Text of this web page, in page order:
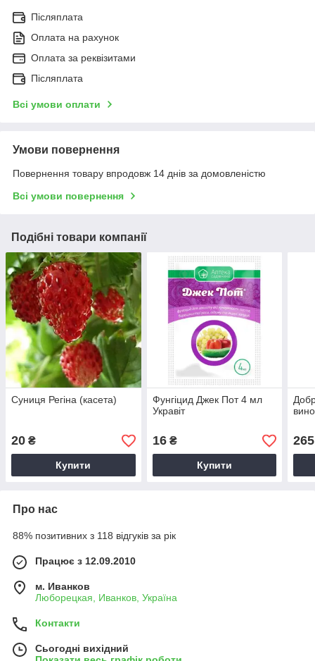
Післяплата
Оплата на рахунок
Оплата за реквізитами
Післяплата
Всі умови оплати
Умови повернення
Повернення товару впродовж 14 днів за домовленістю
Всі умови повернення
Подібні товари компанії
Суниця Регіна (касета)
20 ₴
Купити
Фунгіцид Джек Пот 4 мл
Укравіт
16₴
Купити
265
Про нас
88% позитивних з 118 відгуків за рік
Працює з 12.09.2010
м. Иванков
Люборецкая, Иванков, Україна
Контакти
Сьогодні вихідний